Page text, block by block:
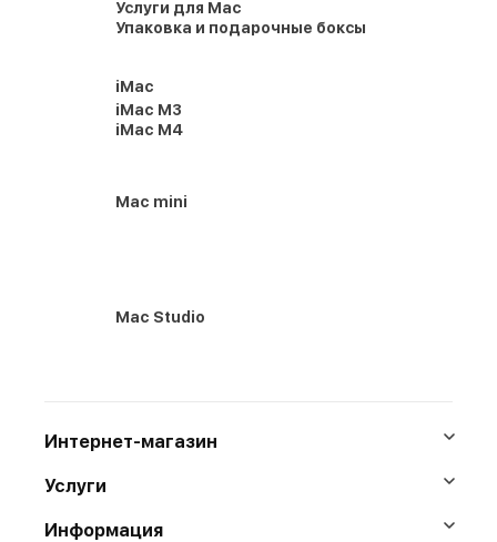
Услуги для Mac
Упаковка и подарочные боксы
iMac
iMac M3
iMac M4
Mac mini
Mac Studio
Интернет-магазин
Услуги
Информация